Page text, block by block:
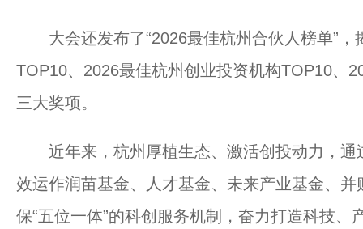
大会还发布了“2026最佳杭州合伙人榜单”，
TOP10、2026最佳杭州创业投资机构TOP10、
三大奖项。
近年来，杭州厚植生态、激活创投动力，通
效运作润苗基金、人才基金、未来产业基金、
保“五位一体”的科创服务机制，奋力打造科技